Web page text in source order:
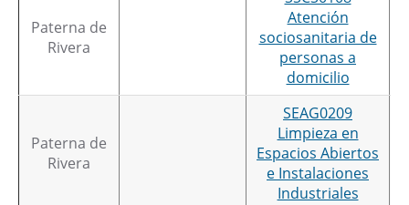
Paterna de
Rivera
Atención
sociosanitaria de
personas a
domicilio
Paterna de
Rivera
SEAG0209
Limpieza en
Espacios Abiertos
e Instalaciones
Industriales